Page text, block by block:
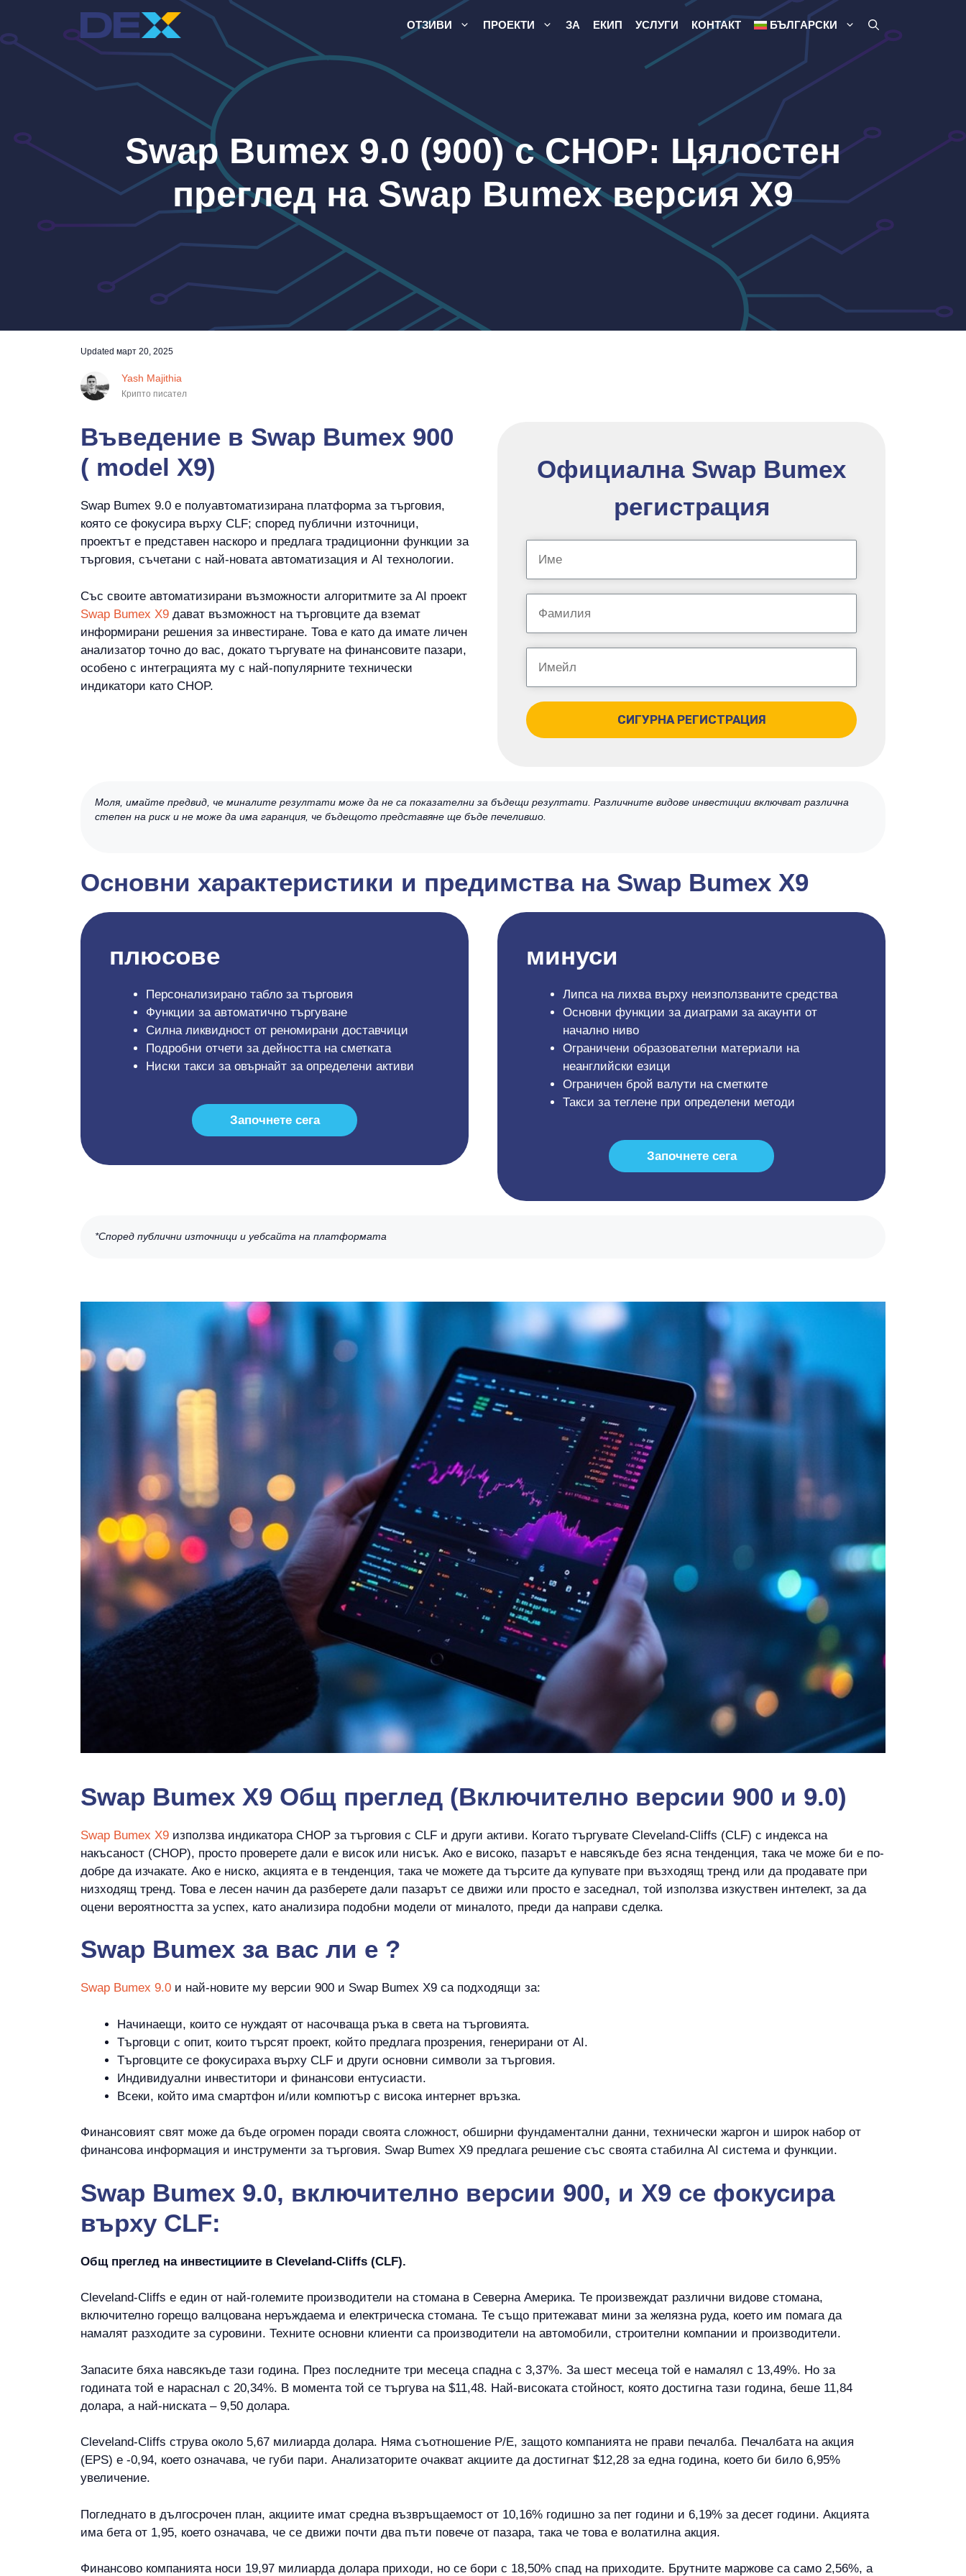
съдържанието
ОТЗИВИ ПРОЕКТИ ЗА ЕКИП УСЛУГИ КОНТАКТ БЪЛГАРСКИ
Swap Bumex 9.0 (900) с CHOP: Цялостен
преглед на Swap Bumex версия X9
Updated март 20, 2025
Yash Majithia
Крипто писател
Въведение в Swap Bumex 900
( model X9)
Swap Bumex 9.0 е полуавтоматизирана платформа за търговия,
която се фокусира върху CLF; според публични източници,
проектът е представен наскоро и предлага традиционни функции за
търговия, съчетани с най-новата автоматизация и AI технологии.
Със своите автоматизирани възможности алгоритмите за AI проект
Swap Bumex X9 дават възможност на търговците да вземат
информирани решения за инвестиране. Това е като да имате личен
анализатор точно до вас, докато търгувате на финансовите пазари,
особено с интеграцията му с най-популярните технически
индикатори като CHOP.
Официална Swap Bumex
регистрация
СИГУРНА РЕГИСТРАЦИЯ
Моля, имайте предвид, че миналите резултати може да не са показателни за бъдещи резултати. Различните видове инвестиции включват различна
степен на риск и не може да има гаранция, че бъдещото представяне ще бъде печелившо.
Основни характеристики и предимства на Swap Bumex X9
плюсове
Персонализирано табло за търговия
Функции за автоматично търгуване
Силна ликвидност от реномирани доставчици
Подробни отчети за дейността на сметката
Ниски такси за овърнайт за определени активи
Започнете сега
минуси
Липса на лихва върху неизползваните средства
Основни функции за диаграми за акаунти от
начално ниво
Ограничени образователни материали на
неанглийски езици
Ограничен брой валути на сметките
Такси за теглене при определени методи
Започнете сега
*Според публични източници и уебсайта на платформата
Swap Bumex X9 Общ преглед (Включително версии 900 и 9.0)
Swap Bumex X9 използва индикатора CHOP за търговия с CLF и други активи. Когато търгувате Cleveland-Cliffs (CLF) с индекса на
накъсаност (CHOP), просто проверете дали е висок или нисък. Ако е високо, пазарът е навсякъде без ясна тенденция, така че може би е по-
добре да изчакате. Ако е ниско, акцията е в тенденция, така че можете да търсите да купувате при възходящ тренд или да продавате при
низходящ тренд. Това е лесен начин да разберете дали пазарът се движи или просто е заседнал, той използва изкуствен интелект, за да
оцени вероятността за успех, като анализира подобни модели от миналото, преди да направи сделка.
Swap Bumex за вас ли е ?
Swap Bumex 9.0 и най-новите му версии 900 и Swap Bumex X9 са подходящи за:
Начинаещи, които се нуждаят от насочваща ръка в света на търговията.
Търговци с опит, които търсят проект, който предлага прозрения, генерирани от AI.
Търговците се фокусираха върху CLF и други основни символи за търговия.
Индивидуални инвеститори и финансови ентусиасти.
Всеки, който има смартфон и/или компютър с висока интернет връзка.
Финансовият свят може да бъде огромен поради своята сложност, обширни фундаментални данни, технически жаргон и широк набор от
финансова информация и инструменти за търговия. Swap Bumex X9 предлага решение със своята стабилна AI система и функции.
Swap Bumex 9.0, включително версии 900, и X9 се фокусира
върху CLF:
Общ преглед на инвестициите в Cleveland-Cliffs (CLF).
Cleveland-Cliffs е един от най-големите производители на стомана в Северна Америка. Те произвеждат различни видове стомана,
включително горещо валцована неръждаема и електрическа стомана. Те също притежават мини за желязна руда, което им помага да
намалят разходите за суровини. Техните основни клиенти са производители на автомобили, строителни компании и производители.
Запасите бяха навсякъде тази година. През последните три месеца спадна с 3,37%. За шест месеца той е намалял с 13,49%. Но за
годината той е нараснал с 20,34%. В момента той се търгува на $11,48. Най-високата стойност, която достигна тази година, беше 11,84
долара, а най-ниската – 9,50 долара.
Cleveland-Cliffs струва около 5,67 милиарда долара. Няма съотношение P/E, защото компанията не прави печалба. Печалбата на акция
(EPS) е -0,94, което означава, че губи пари. Анализаторите очакват акциите да достигнат $12,28 за една година, което би било 6,95%
увеличение.
Погледнато в дългосрочен план, акциите имат средна възвръщаемост от 10,16% годишно за пет години и 6,19% за десет години. Акцията
има бета от 1,95, което означава, че се движи почти два пъти повече от пазара, така че това е волатилна акция.
Финансово компанията носи 19,97 милиарда долара приходи, но се бори с 18,50% спад на приходите. Брутните маржове са само 2,56%, а